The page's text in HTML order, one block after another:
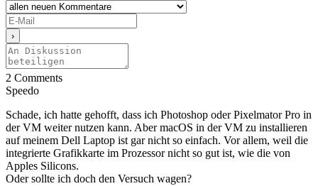
2 Comments
Speedo
Schade, ich hatte gehofft, dass ich Photoshop oder Pixelmator Pro in
der VM weiter nutzen kann. Aber macOS in der VM zu installieren
auf meinem Dell Laptop ist gar nicht so einfach. Vor allem, weil die
integrierte Grafikkarte im Prozessor nicht so gut ist, wie die von
Apples Silicons.
Oder sollte ich doch den Versuch wagen?